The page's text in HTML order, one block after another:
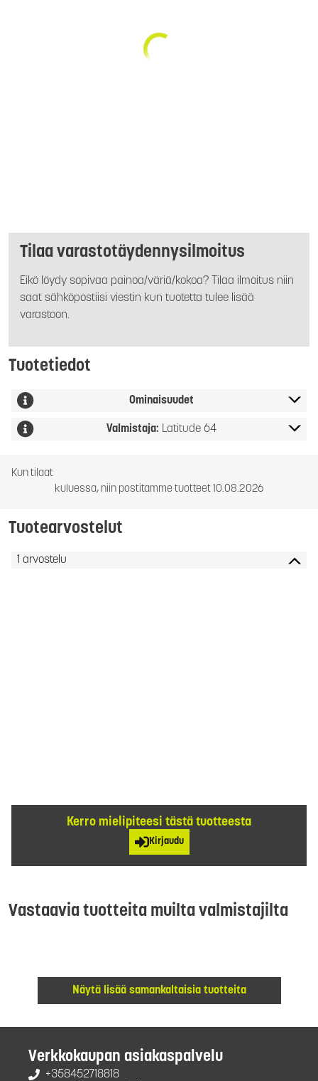
Tilaa varastotäydennysilmoitus
Eikö löydy sopivaa painoa/väriä/kokoa? Tilaa ilmoitus niin
saat sähköpostiisi viestin kun tuotetta tulee lisää
varastoon.
Tuotetiedot
Ominaisuudet
Valmistaja: Latitude 64
Kun tilaat
kuluessa, niin postitamme tuotteet 10.08.2026
Tuotearvostelut
1 arvostelu
Kerro mielipiteesi tästä tuotteesta
Kirjaudu
Vastaavia tuotteita muilta valmistajilta
Näytä lisää samankaltaisia tuotteita
Verkkokaupan asiakaspalvelu
+358452718818